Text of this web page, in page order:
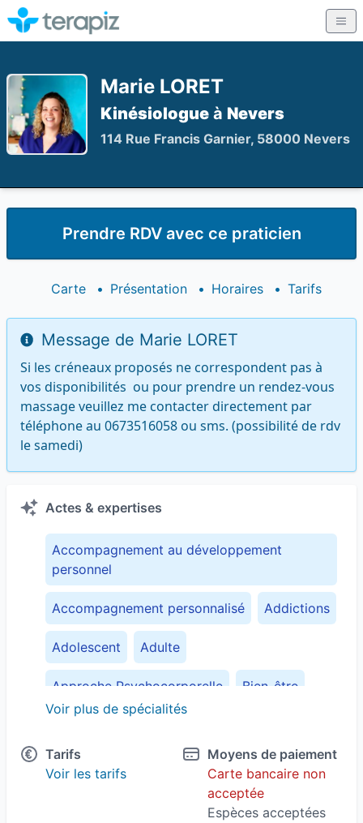
Marie LORET
Kinésiologue à Nevers
114 Rue Francis Garnier, 58000 Nevers
Prendre RDV avec ce praticien
Carte • Présentation • Horaires • Tarifs
Message de Marie LORET
Si les créneaux proposés ne correspondent pas à
vos disponibilités  ou pour prendre un rendez-vous
massage veuillez me contacter directement par
téléphone au 0673516058 ou sms. (possibilité de rdv
le samedi)
Actes & expertises
Accompagnement au développement
personnel
Accompagnement personnalisé Addictions
Adolescent Adulte
Approche Psychocorporelle Bien-être
Burn-out Confiance en soi Dépression
Développement personnel
Voir plus de spécialités
Tarifs
Voir les tarifs
Moyens de paiement
Carte bancaire non
acceptée
Espèces acceptées